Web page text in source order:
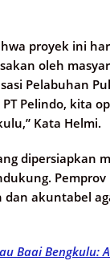
proyek ini
oleh
Pelabuhan
Pelindo, kita
Kata Helmi.
dipersiapkan
akuntabel
Baai Bengkulu: